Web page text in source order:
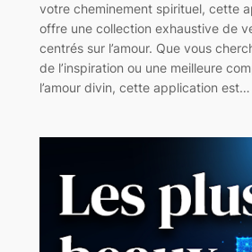
votre cheminement spirituel, cette
offre une collection exhaustive de
centrés sur l’amour. Que vous
de l’inspiration ou une meilleure
l’amour divin, cette application est…